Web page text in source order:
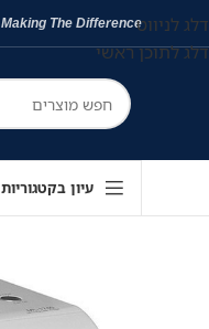
דלג לניווט
דלג לתוכן ראשי
Making The Difference
עיון בקטגוריות